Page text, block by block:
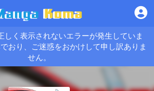
しく表示されないエラーが発生していま
おり、ご迷惑をおかけして申し訳ありま
せん。